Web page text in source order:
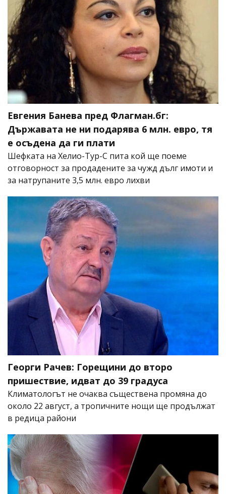
Евгения Банева пред Флагман.бг:
Държавата не ни подарява 6 млн. евро, тя
е осъдена да ги плати
Шефката на Хелио-Тур-С пита кой ще поеме
отговорност за продадените за чужд дълг имоти и
за натрупаните 3,5 млн. евро лихви
Георги Рачев: Горещини до второ
пришествие, идват до 39 градуса
Климатологът не очаква съществена промяна до
около 22 август, а тропичните нощи ще продължат
в редица райони